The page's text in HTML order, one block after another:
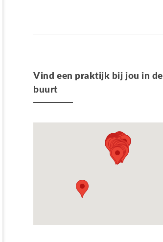
Vind een praktijk bij jou in de
buurt